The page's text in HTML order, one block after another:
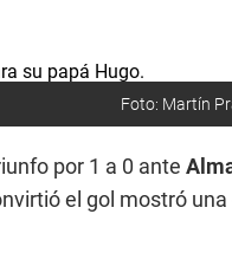
Foto: Martín
por 1 a 0 ante
el gol mostró